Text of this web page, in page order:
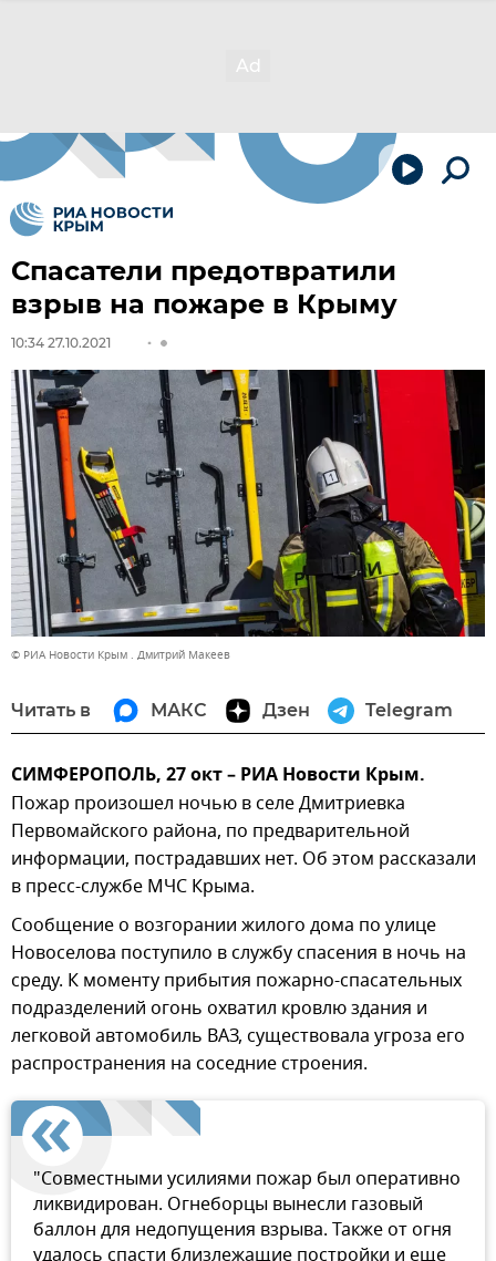
Спасатели предотвратили
взрыв на пожаре в Крыму
10:34 27.10.2021
© РИА Новости Крым . Дмитрий Макеев
Читать в МАКС Дзен Telegram
СИМФЕРОПОЛЬ, 27 окт – РИА Новости Крым.
Пожар произошел ночью в селе Дмитриевка
Первомайского района, по предварительной
информации, пострадавших нет. Об этом рассказали
в пресс-службе МЧС Крыма.
Сообщение о возгорании жилого дома по улице
Новоселова поступило в службу спасения в ночь на
среду. К моменту прибытия пожарно-спасательных
подразделений огонь охватил кровлю здания и
легковой автомобиль ВАЗ, существовала угроза его
распространения на соседние строения.
"Совместными усилиями пожар был оперативно
ликвидирован. Огнеборцы вынесли газовый
баллон для недопущения взрыва. Также от огня
удалось спасти близлежащие постройки и еще